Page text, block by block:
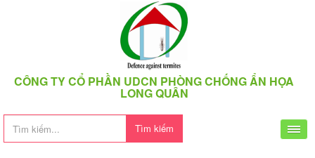
CÔNG TY CỔ PHẦN UDCN PHÒNG CHỐNG ẨN HỌA
LONG QUÂN
Tìm kiếm